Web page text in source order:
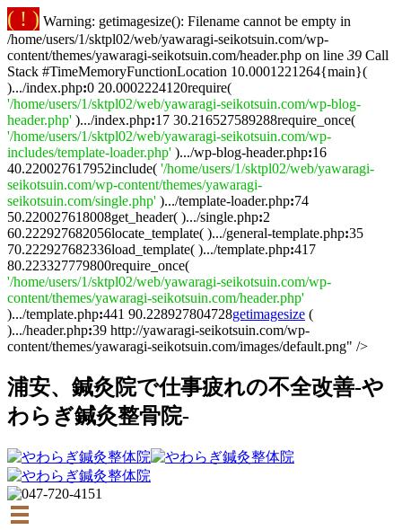
( ! ) Warning: getimagesize(): Filename cannot be empty in
/home/users/1/sktpl02/web/yawaragi-seikotsuin.com/wp-
content/themes/yawaragi-seikotsuin.com/header.php on line 39 Call
Stack #TimeMemoryFunctionLocation 10.0001221264{main}(
).../index.php:0 20.0002224120require(
'/home/users/1/sktpl02/web/yawaragi-seikotsuin.com/wp-blog-
header.php' ).../index.php:17 30.216527589288require_once(
'/home/users/1/sktpl02/web/yawaragi-seikotsuin.com/wp-
includes/template-loader.php' ).../wp-blog-header.php:16
40.220027617952include( '/home/users/1/sktpl02/web/yawaragi-
seikotsuin.com/wp-content/themes/yawaragi-
seikotsuin.com/single.php' ).../template-loader.php:74
50.220027618008get_header( ).../single.php:2
60.222927682056locate_template( ).../general-template.php:35
70.222927682336load_template( ).../template.php:417
80.223327779800require_once(
'/home/users/1/sktpl02/web/yawaragi-seikotsuin.com/wp-
content/themes/yawaragi-seikotsuin.com/header.php'
).../template.php:441 90.228927804728getimagesize (
).../header.php:39 http://yawaragi-seikotsuin.com/wp-
content/themes/yawaragi-seikotsuin.com/images/default.png" />
浦安、鍼灸院で仕事疲れの不全改善-や
わらぎ鍼灸整骨院-